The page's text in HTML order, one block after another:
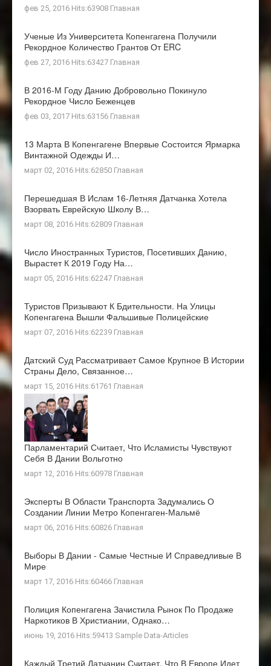
фев 25, 2016 Hits:63908 Главная
Ученые Из Университета Копенгагена Получили
Рекордное Количество Грантов От ERC
фев 27, 2016 Hits:63427 Главная
В 2016-М Году Данию Добровольно Покинуло
Рекордное Число Беженцев
фев 03, 2017 Hits:63156 Главная
13 Марта В Копенгагене Впервые Состоится Ярмарка
Винтажной Одежды И…
март 02, 2016 Hits:62850 Главная
Перешедшая В Ислам 16-Летняя Датчанка Хотела
Взорвать Еврейскую Школу В…
март 08, 2016 Hits:62809 Главная
Число Иностранных Туристов, Посетивших Данию,
Вырастет К 2019 Году На…
март 05, 2016 Hits:62247 Главная
Туристов Призывают К Бдительности. На Улицы
Копенгагена Вышли Фальшивые Полицейские
март 07, 2016 Hits:62239 Главная
Датский Суд Рассматривает Самое Крупное В Истории
Страны Дело, Связанное…
март 15, 2016 Hits:61761 Главная
Парламентарий Считает, Что Исламисты Чувствуют
Себя В Дании Вольготно
март 12, 2016 Hits:60978 Главная
Эксперты В Области Транспорта Задумались О
Создании Линии Метро Копенгаген-Мальмё
март 06, 2016 Hits:60826 Главная
Выборы В Дании - Самые Честные И Справедливые В
Мире
март 17, 2016 Hits:60466 Главная
Полиция Копенгагена Зачистила Рынок По Продаже
Наркотиков В Христиании, Однако…
июнь 19, 2016 Hits:59413 Sample Data-Articles
Каждый Третий Датчанин Считает, Что В Европе Идет